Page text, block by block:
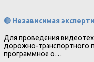
🔴 Независимая
Для проведения
дорожно-транспортного
программное о…